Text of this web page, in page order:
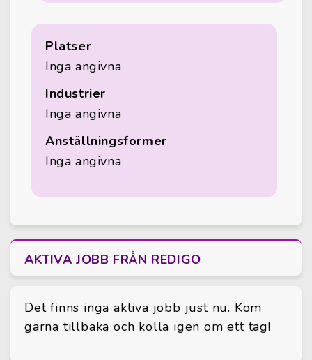
Platser
Inga angivna
Industrier
Inga angivna
Anställningsformer
Inga angivna
AKTIVA JOBB FRÅN REDIGO
Det finns inga aktiva jobb just nu. Kom
gärna tillbaka och kolla igen om ett tag!